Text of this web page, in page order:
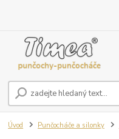
Úvod Punčocháče a silonky